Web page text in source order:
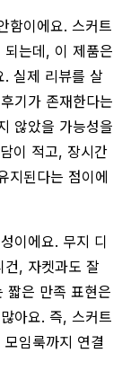
함이에요. 스커트
는데, 이 제품은
. 실제 리뷰를 살
기가 존재한다는
않았을 가능성을
이 적고, 장시간
지된다는 점이에
이에요. 무지 디
건, 자켓과도 잘
짧은 만족 표현은
아요. 즉, 스커트
임룩까지 연결